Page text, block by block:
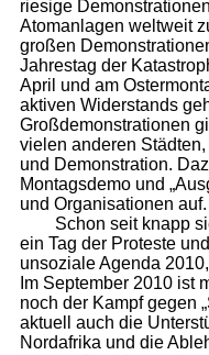
riesige
Atomanlagen weltweit
großen
Jahrestag der
April und am
aktiven Widerstands
Großdemonstrationen
vielen anderen
und Demonstration.
Montagsdemo und
und Organisationen auf.
Schon seit knapp
ein Tag der Proteste
unsoziale Agenda
Im September 2010 ist
noch der Kampf gegen
aktuell auch die
Nordafrika und die